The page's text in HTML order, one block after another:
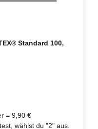
Standard 100,
= 9,90 €
wählst du "2" aus.